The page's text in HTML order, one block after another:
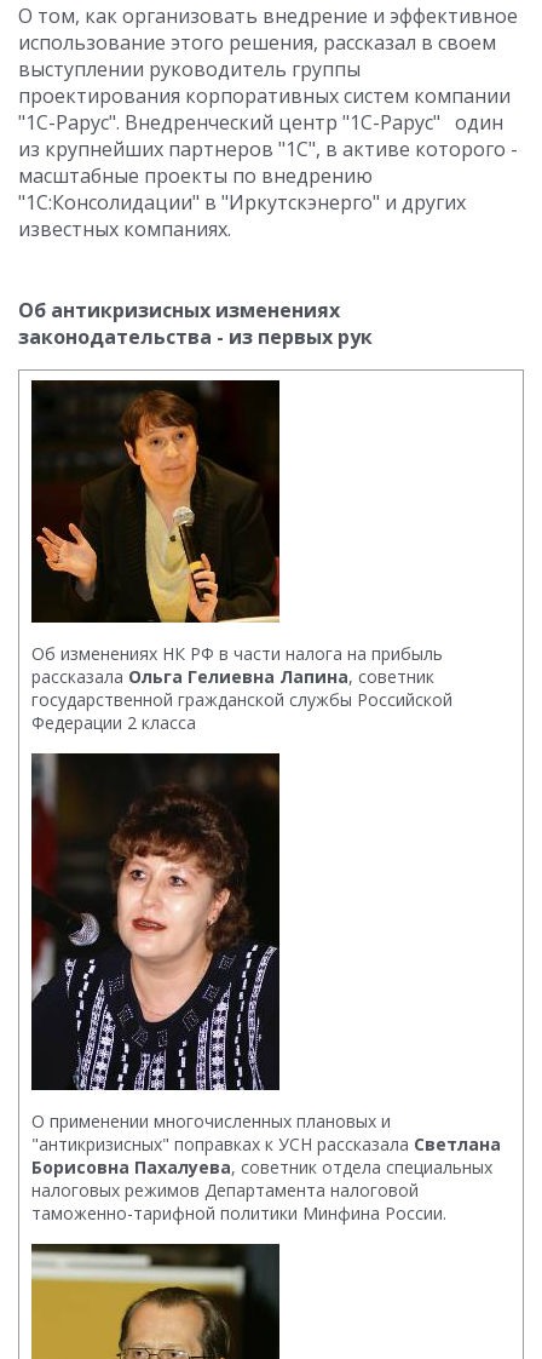
О том, как организовать внедрение и эффективное
использование этого решения, рассказал в своем
выступлении руководитель группы
проектирования корпоративных систем компании
"1С-Рарус". Внедренческий центр "1С-Рарус" один
из крупнейших партнеров "1С", в активе которого -
масштабные проекты по внедрению
"1С:Консолидации" в "Иркутскэнерго" и других
известных компаниях.
Об антикризисных изменениях
законодательства - из первых рук
Об изменениях НК РФ в части налога на прибыль
рассказала Ольга Гелиевна Лапина, советник
государственной гражданской службы Российской
Федерации 2 класса
О применении многочисленных плановых и
"антикризисных" поправках к УСН рассказала Светлана
Борисовна Пахалуева, советник отдела специальных
налоговых режимов Департамента налоговой
таможенно-тарифной политики Минфина России.